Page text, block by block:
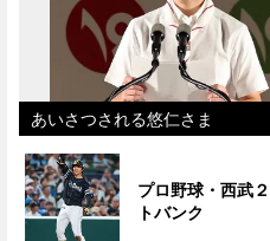
あいさつされる悠仁さま
プロ野球・西武
トバンク